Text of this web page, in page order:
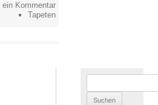
ein Kommentar
Tapeten
nach: